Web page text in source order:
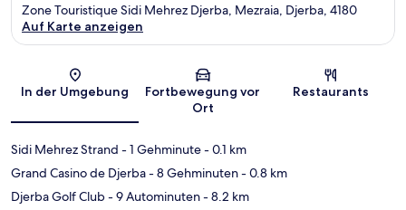
Karte
Zone Touristique Sidi Mehrez Djerba, Mezraia, Djerba, 4180
Auf Karte anzeigen
In der Umgebung
Fortbewegung vor
Ort
Restaurants
Sidi Mehrez Strand - 1 Gehminute- 0.1 km
Grand Casino de Djerba- 8 Gehminuten- 0.8 km
Djerba Golf Club- 9 Autominuten- 8.2 km